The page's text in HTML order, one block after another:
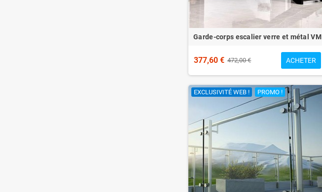
Garde-corps escalier verre et métal VM
377,60 € 472,00 € ACHETER
EXCLUSIVITÉ WEB ! PROMO !